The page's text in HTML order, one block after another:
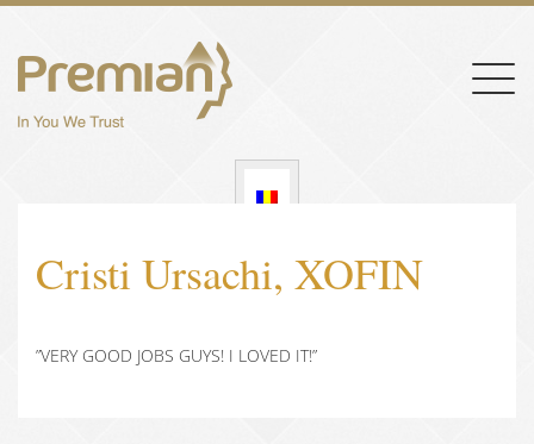
Cristi Ursachi, XOFIN
”VERY GOOD JOBS GUYS! I LOVED IT!”